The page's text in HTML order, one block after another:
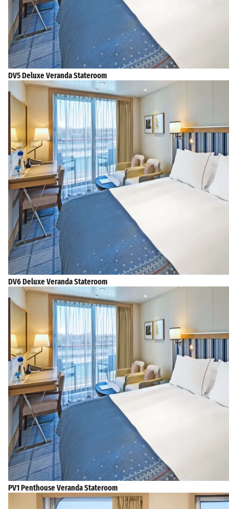
DV5 Deluxe Veranda Stateroom
DV6 Deluxe Veranda Stateroom
PV1 Penthouse Veranda Stateroom